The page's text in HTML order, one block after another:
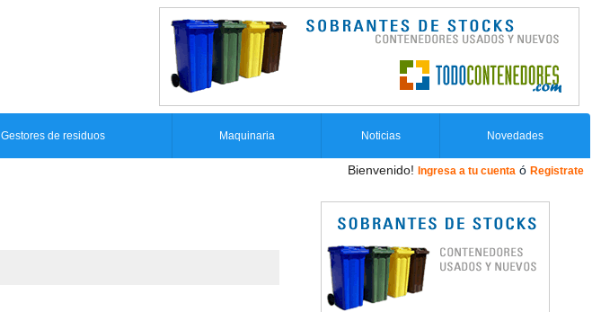
Gestores de residuos Maquinaria Noticias Novedades
Bienvenido! Ingresa a tu cuenta ó Registrate